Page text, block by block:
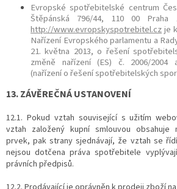
Evropské spotřebitelské centrum
Štěpánská 796/44, 110 00 Praha
http://www.evropskyspotrebitel.czje
Nařízení Evropského parlamentu a
21. května 2013, o řešení
změně nařízení (ES) č. 2006/2004
(nařízení o řešení spotřebitelských
13. ZÁVĚREČNÁ USTANOVENÍ
12.1. Pokud vztah související s užitím
vztah založený kupní smlouvou obsahuje
prvek, pak strany sjednávají, že vztah se
nejsou dotčena práva spotřebitele
právních předpisů.